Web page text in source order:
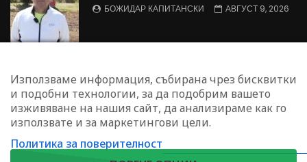
БОЖИДАР КАПИТАНСКИ АВГУСТ 9, 2026
Агрофорум: Консервационно земеделие,
пазарен натиск върху
зеленчукопроизводителите и борба с
черната златка
АГРО ТВ АВГУСТ 9, 2026
Използваме информация, събирана чрез бисквитки
и подобни технологии, за да подобрим вашето
изживяване на нашия сайт, да анализираме как го
използвате и за маркетингови цели.
Политика за поверителност
ЗАПИШЕТЕ СЕ ЗА НАШИЯ БЮЛЕТИН